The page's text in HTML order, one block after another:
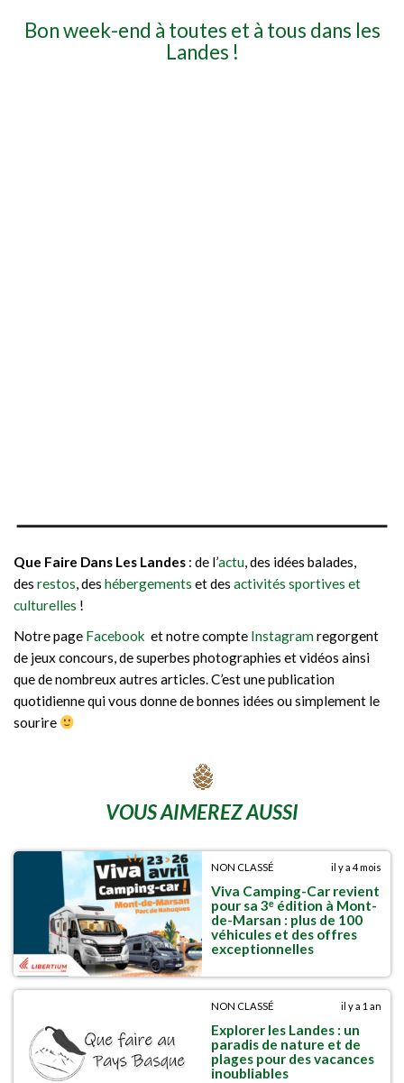
Bon week-end à toutes et à tous dans les
Landes !
Que Faire Dans Les Landes : de l’actu, des idées balades,
des restos, des hébergements et des activités sportives et
culturelles !
Notre page Facebook et notre compte Instagramregorgent
de jeux concours, de superbes photographies et vidéos ainsi
que de nombreux autres articles. C’est une publication
quotidienne qui vous donne de bonnes idées ou simplement le
sourire
VOUS AIMEREZ AUSSI
NON CLASSÉ il y a 4 mois
Viva Camping-Car revient
pour sa 3ᵉ édition à Mont-
de-Marsan : plus de 100
véhicules et des offres
exceptionnelles
NON CLASSÉ il y a 1 an
Explorer les Landes : un
paradis de nature et de
plages pour des vacances
inoubliables